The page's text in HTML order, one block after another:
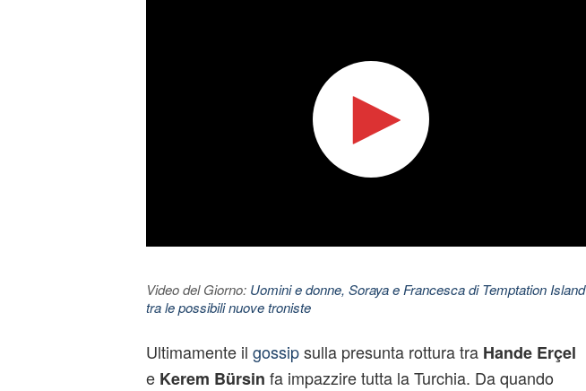
Video del Giorno: Uomini e donne, Soraya e Francesca di Temptation Island
tra le possibili nuove troniste
Ultimamente il gossipsulla presunta rottura tra Hande Erçel
e Kerem Bürsin fa impazzire tutta la Turchia. Da quando